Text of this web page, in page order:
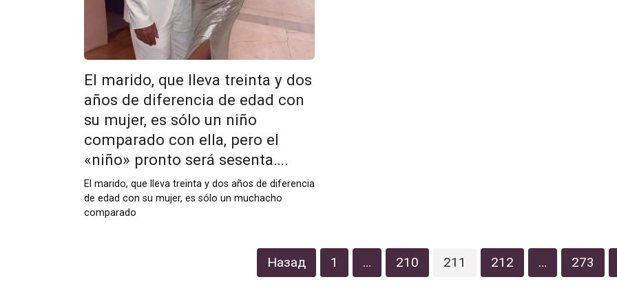
El marido, que lleva treinta y dos
años de diferencia de edad con
su mujer, es sólo un niño
comparado con ella, pero el
«niño» pronto será sesenta….
El marido, que lleva treinta y dos años de diferencia
de edad con su mujer, es sólo un muchacho
comparado
Назад 1 … 210 211 212 … 273